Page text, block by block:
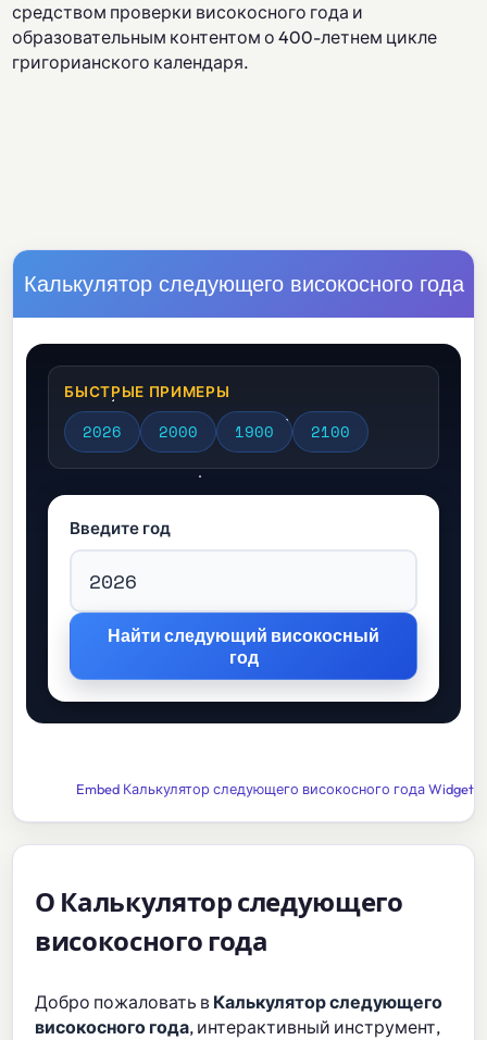
средством проверки високосного года и
образовательным контентом о 400-летнем цикле
григорианского календаря.
Калькулятор следующего високосного года
БЫСТРЫЕ ПРИМЕРЫ
2026 2000 1900 2100
Введите год
Embed Калькулятор следующего високосного года Widget
О Калькулятор следующего
високосного года
Добро пожаловать в Калькулятор следующего
високосного года, интерактивный инструмент,